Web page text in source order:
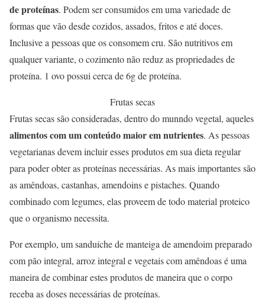
de proteínas. Podem ser consumidos em uma variedade de
formas que vão desde cozidos, assados, fritos e até doces.
Inclusive a pessoas que os consomem cru. São nutritivos em
qualquer variante, o cozimento não reduz as propriedades de
proteína. 1 ovo possui cerca de 6g de proteína.
Frutas secas
Frutas secas são consideradas, dentro do munndo vegetal, aqueles
alimentos com um conteúdo maior em nutrientes. As pessoas
vegetarianas devem incluir esses produtos em sua dieta regular
para poder obter as proteínas necessárias. As mais importantes são
as amêndoas, castanhas, amendoins e pistaches. Quando
combinado com legumes, elas proveem de todo material proteico
que o organismo necessita.
Por exemplo, um sanduíche de manteiga de amendoim preparado
com pão integral, arroz integral e vegetais com amêndoas é uma
maneira de combinar estes produtos de maneira que o corpo
receba as doses necessárias de proteínas.